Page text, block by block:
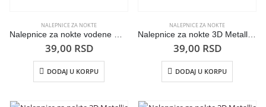
NALEPNICE ZA NOKTE
39,00 RSD
DODAJ U KORPU
NALEPNICE ZA NOKTE
39,00 RSD
DODAJ U KORPU